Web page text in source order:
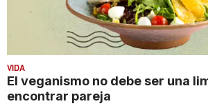
VIDA
El veganismo no debe ser una
encontrar pareja